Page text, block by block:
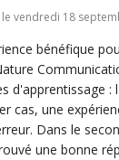
le vendredi 18
bénéfique
d'apprentissage
cas, une
Dans le
une bonne